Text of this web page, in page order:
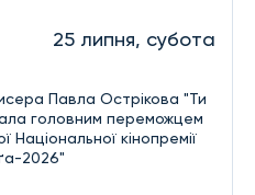
25 липня, субота
Павла Острікова "Ти
головним переможцем
Національної кінопремії
2026"